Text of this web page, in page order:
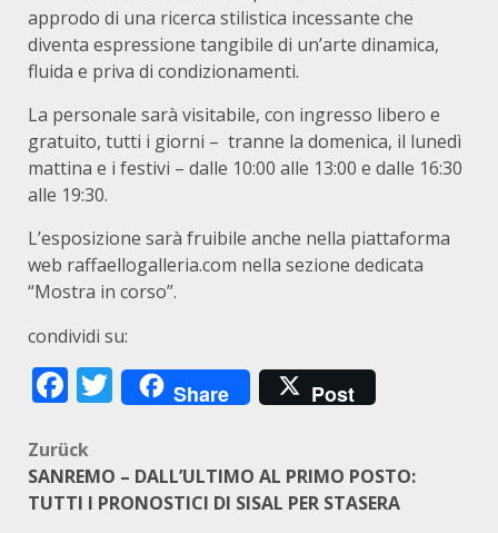
approdo di una ricerca stilistica incessante che
diventa espressione tangibile di un’arte dinamica,
fluida e priva di condizionamenti.
La personale sarà visitabile, con ingresso libero e
gratuito, tutti i giorni – tranne la domenica, il lunedì
mattina e i festivi – dalle 10:00 alle 13:00 e dalle 16:30
alle 19:30.
L’esposizione sarà fruibile anche nella piattaforma
web raffaellogalleria.com nella sezione dedicata
“Mostra in corso”.
condividi su:
Facebook
Twitter
Share Post
Beitragsnavigation
Zurück
SANREMO – DALL’ULTIMO AL PRIMO POSTO:
TUTTI I PRONOSTICI DI SISAL PER STASERA